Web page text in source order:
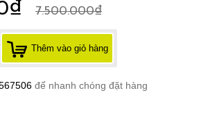
7.500.000₫
Thêm vào giỏ hàng
để nhanh chóng đặt hàng